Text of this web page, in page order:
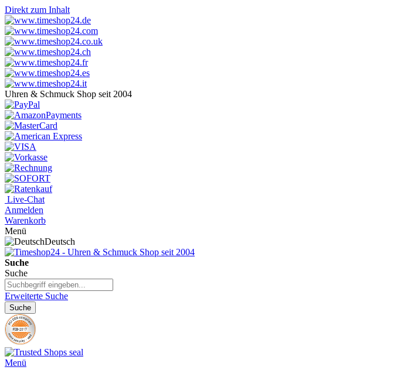
Direkt zum Inhalt
Uhren & Schmuck Shop seit 2004
Live-Chat
Anmelden
Warenkorb
Menü
Deutsch
Suche
Suche
Erweiterte Suche
Suche
Menü